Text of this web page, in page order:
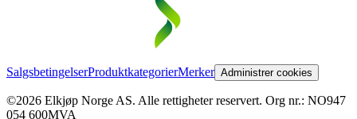
SalgsbetingelserProduktkategorierMerker Administrer cookies
©2026 Elkjøp Norge AS. Alle rettigheter reservert. Org nr.: NO947
054 600MVA